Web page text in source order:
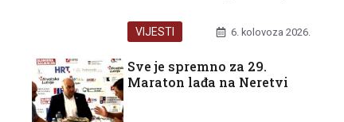
VIJESTI 6. kolovoza 2026.
Sve je spremno za 29.
Maraton lađa na Neretvi